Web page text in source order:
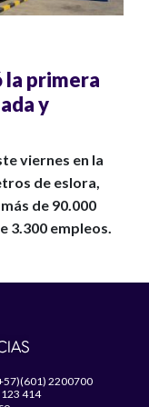
primera
y
viernes en la
de eslora,
de 90.000
3.300 empleos.
2200700
414